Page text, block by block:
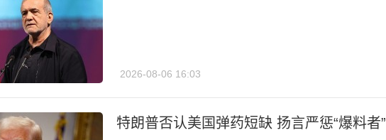
2026-08-06 16:03
特朗普否认美国弹药短缺 扬言严惩“爆料者”